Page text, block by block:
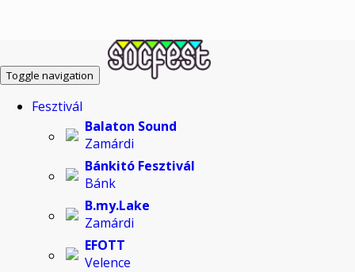
Toggle navigation
Fesztivál
Balaton Sound
Zamárdi
Bánkitó Fesztivál
Bánk
B.my.Lake
Zamárdi
EFOTT
Velence